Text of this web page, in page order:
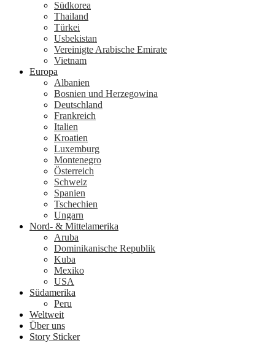
Südkorea
Thailand
Türkei
Usbekistan
Vereinigte Arabische Emirate
Vietnam
Europa
Albanien
Bosnien und Herzegowina
Deutschland
Frankreich
Italien
Kroatien
Luxemburg
Montenegro
Österreich
Schweiz
Spanien
Tschechien
Ungarn
Nord- & Mittelamerika
Aruba
Dominikanische Republik
Kuba
Mexiko
USA
Südamerika
Peru
Weltweit
Über uns
Story Sticker